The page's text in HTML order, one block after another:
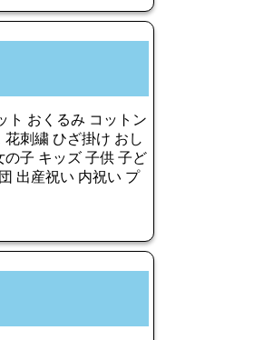
ト おくるみ コットン
刺繍 ひざ掛け おし
の子 キッズ 子供 子ど
出産祝い 内祝い プ